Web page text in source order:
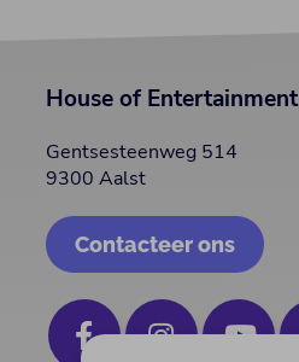
House of Entertainment
Gentsesteenweg 514
9300 Aalst
Contacteer ons